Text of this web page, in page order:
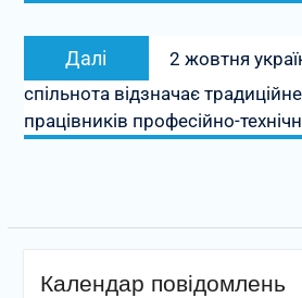
Далі
запис:
2 жовтня
спільнота відзначає
працівників професійно-
Календар повідомлень